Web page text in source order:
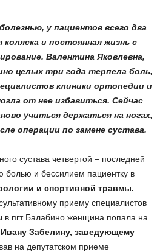
у пациентов всего два
и постоянная жизнь с
Валентина Яковлевна,
целых три года терпела боль,
клиники ортопедии и
от нее избавиться. Сейчас
учиться держаться на ногах,
операции по замене сустава.
сустава четвертой – последней
болью и бессилием пациентку в
и спортивной травмы.
приему специалистов
в пгт Балабино женщина попала на
Ивану Забелину, заведующему
на депутатском приеме